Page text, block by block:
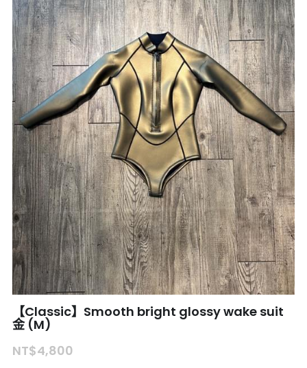
【Classic】Smooth bright glossy wake suit
金 (M)
NT$4,800